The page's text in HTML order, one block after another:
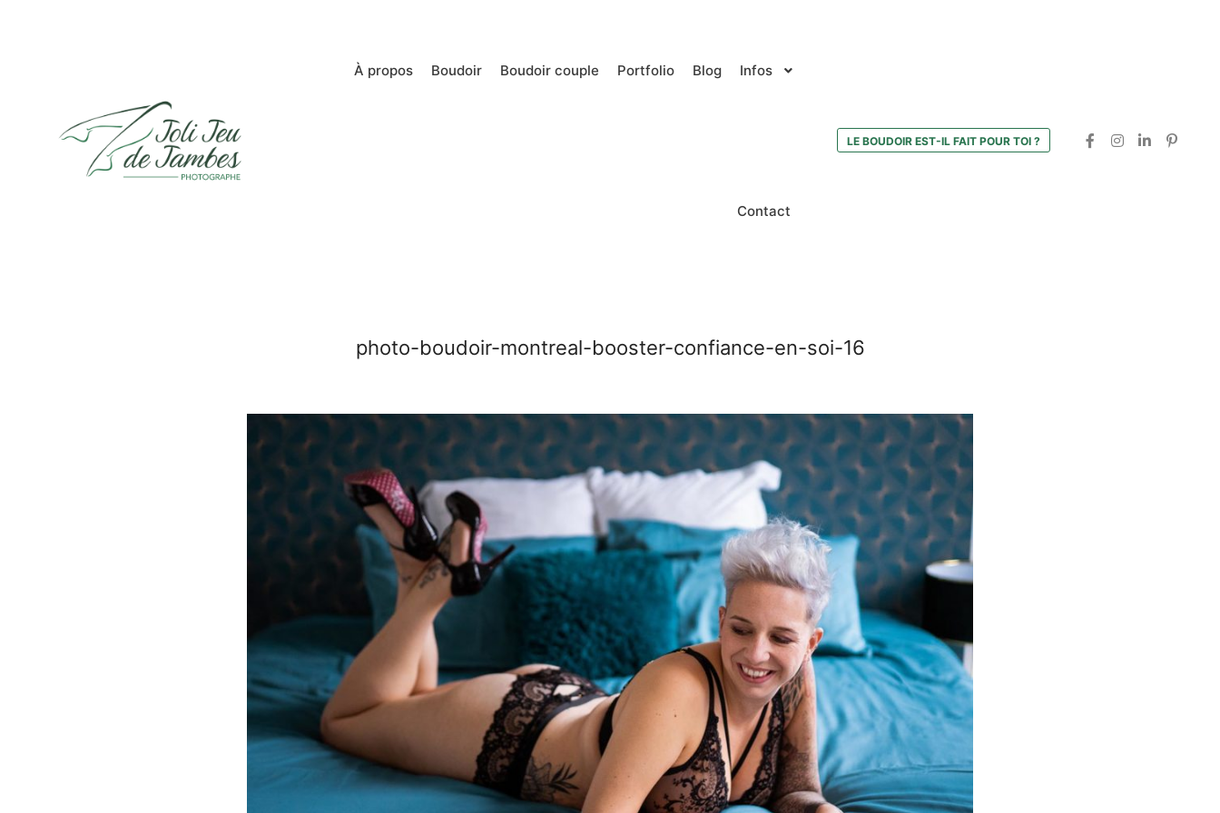
À propos Boudoir Boudoir couple Portfolio Blog Infos
Contact
LE BOUDOIR EST-IL FAIT POUR TOI ?
photo-boudoir-montreal-booster-confiance-en-soi-16